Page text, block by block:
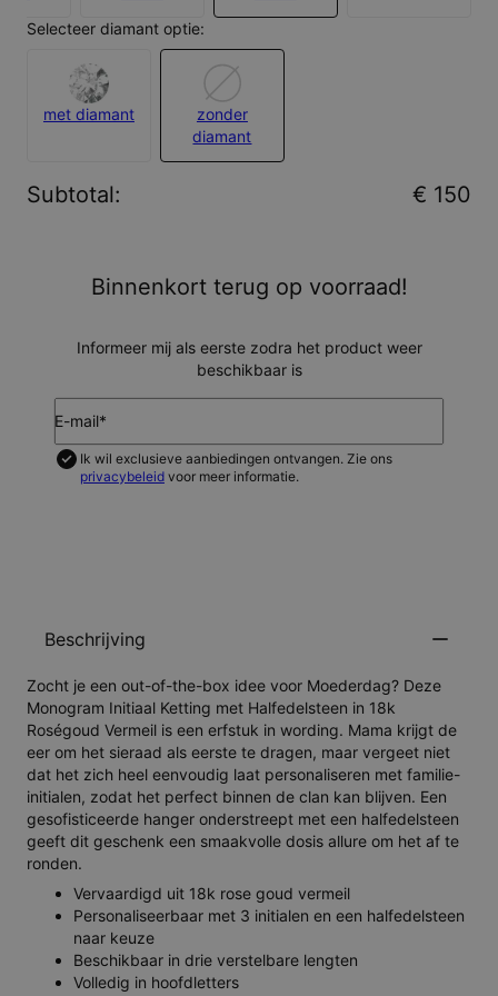
Selecteer diamant optie:
met diamant
zonder
diamant
Subtotal: € 150
Binnenkort terug op voorraad!
Informeer mij als eerste zodra het product weer
beschikbaar is
E-mail*
Ik wil exclusieve aanbiedingen ontvangen. Zie ons
privacybeleid voor meer informatie.
Beschrijving
Zocht je een out-of-the-box idee voor Moederdag? Deze
Monogram Initiaal Ketting met Halfedelsteen in 18k
Roségoud Vermeil is een erfstuk in wording. Mama krijgt de
eer om het sieraad als eerste te dragen, maar vergeet niet
dat het zich heel eenvoudig laat personaliseren met familie-
initialen, zodat het perfect binnen de clan kan blijven. Een
gesofisticeerde hanger onderstreept met een halfedelsteen
geeft dit geschenk een smaakvolle dosis allure om het af te
ronden.
Vervaardigd uit 18k rose goud vermeil
Personaliseerbaar met 3 initialen en een halfedelsteen
naar keuze
Beschikbaar in drie verstelbare lengten
Volledig in hoofdletters